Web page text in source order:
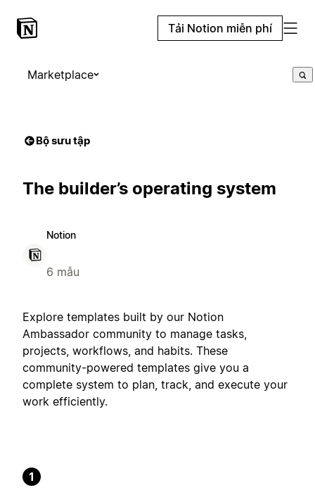
Tải Notion miễn phí
Marketplace
Bộ sưu tập
The builder’s operating system
Notion
6 mẫu
Explore templates built by our Notion
Ambassador community to manage tasks,
projects, workflows, and habits. These
community-powered templates give you a
complete system to plan, track, and execute your
work efficiently.
1